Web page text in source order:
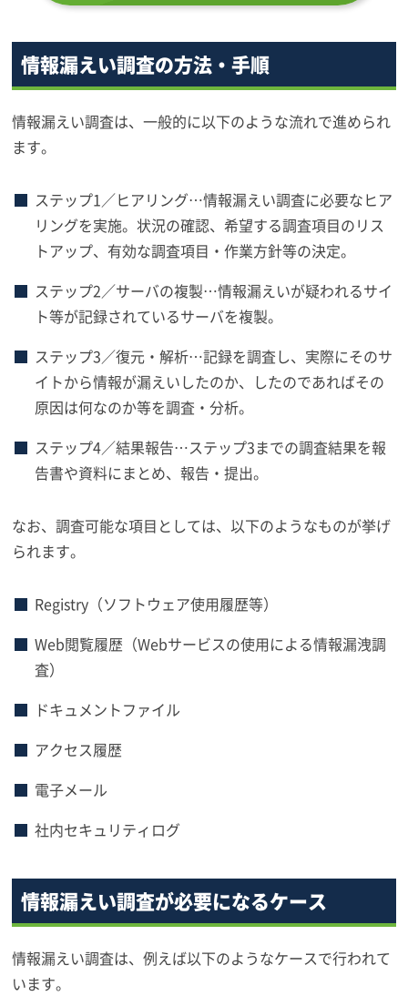
情報漏えい調査の方法・手順
情報漏えい調査は、一般的に以下のような流れで進められ
ます。
ステップ1／ヒアリング…情報漏えい調査に必要なヒア
リングを実施。状況の確認、希望する調査項目のリス
トアップ、有効な調査項目・作業方針等の決定。
ステップ2／サーバの複製…情報漏えいが疑われるサイ
ト等が記録されているサーバを複製。
ステップ3／復元・解析…記録を調査し、実際にそのサ
イトから情報が漏えいしたのか、したのであればその
原因は何なのか等を調査・分析。
ステップ4／結果報告…ステップ3までの調査結果を報
告書や資料にまとめ、報告・提出。
なお、調査可能な項目としては、以下のようなものが挙げ
られます。
Registry（ソフトウェア使用履歴等）
Web閲覧履歴（Webサービスの使用による情報漏洩調
査）
ドキュメントファイル
アクセス履歴
電子メール
社内セキュリティログ
情報漏えい調査が必要になるケース
情報漏えい調査は、例えば以下のようなケースで行われて
います。